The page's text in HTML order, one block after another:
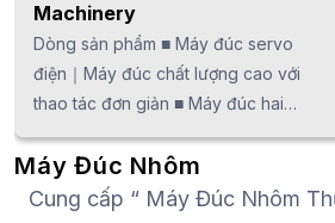
Machinery
Dòng sản phẩm ■ Máy đúc servo
điện｜Máy đúc chất lượng cao với
thao tác đơn giản ■ Máy đúc hai
màu/vật liệu khác nhau | Đạt được tốc
độ cao, chất lượng cao với nhựa khác
nhau ■ Máy đúc đứng chạy bằng
Máy Đúc Nhôm
Cung cấp “ Máy Đúc Nhôm